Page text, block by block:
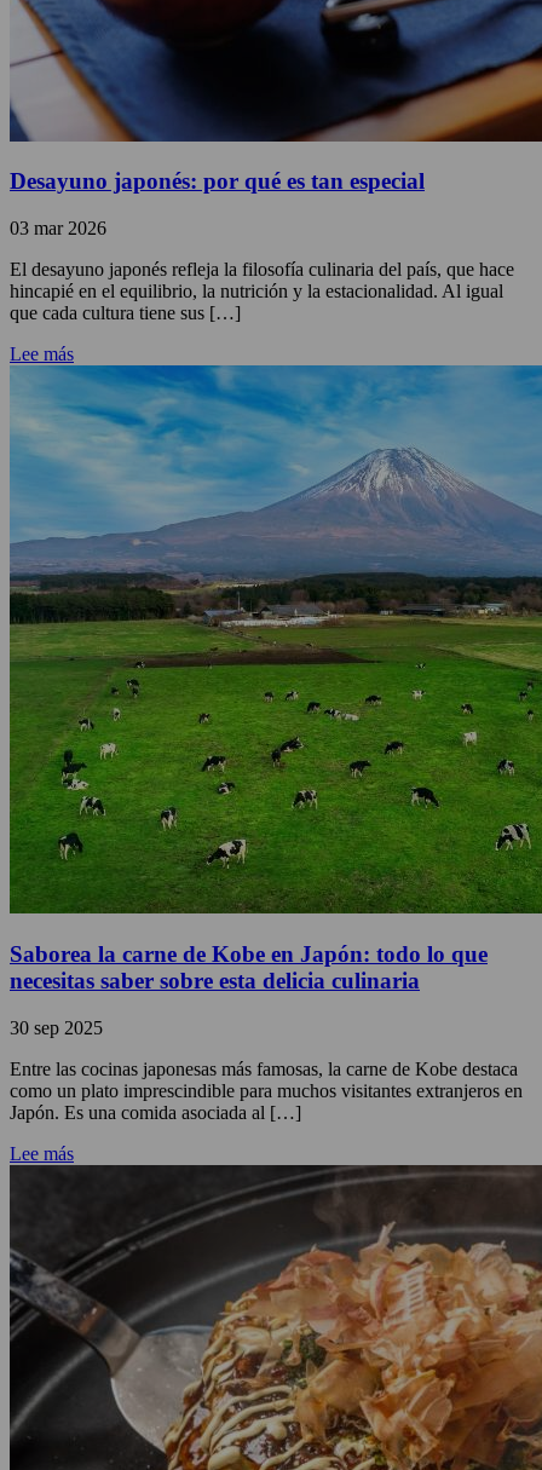
Desayuno japonés: por qué es tan especial
03 mar 2026
El desayuno japonés refleja la filosofía culinaria del país, que hace
hincapié en el equilibrio, la nutrición y la estacionalidad. Al igual
que cada cultura tiene sus […]
Lee más
Saborea la carne de Kobe en Japón: todo lo que
necesitas saber sobre esta delicia culinaria
30 sep 2025
Entre las cocinas japonesas más famosas, la carne de Kobe destaca
como un plato imprescindible para muchos visitantes extranjeros en
Japón. Es una comida asociada al […]
Lee más